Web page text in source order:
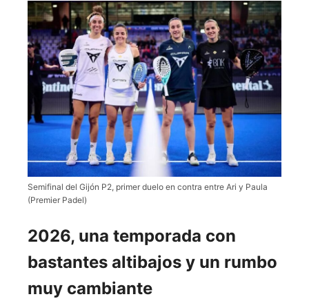
Semifinal del Gijón P2, primer duelo en contra entre Ari y Paula
(Premier Padel)
2026, una temporada con
bastantes altibajos y un rumbo
muy cambiante